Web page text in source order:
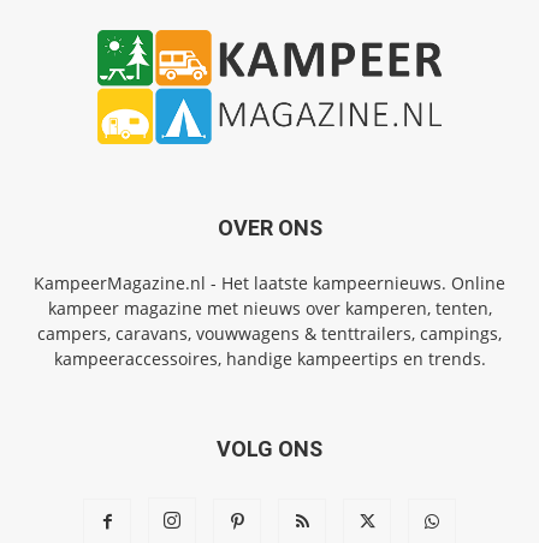
OVER ONS
KampeerMagazine.nl - Het laatste kampeernieuws. Online
kampeer magazine met nieuws over kamperen, tenten,
campers, caravans, vouwwagens & tenttrailers, campings,
kampeeraccessoires, handige kampeertips en trends.
VOLG ONS